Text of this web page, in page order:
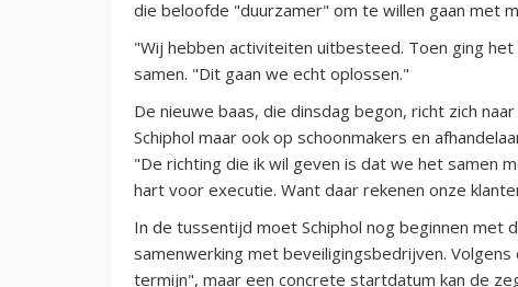
die beloofde "duurzamer" om te willen gaan met
"Wij hebben activiteiten uitbesteed. Toen ging
samen. "Dit gaan we echt oplossen."
De nieuwe baas, die dinsdag begon, richt zich
Schiphol maar ook op schoonmakers en
"De richting die ik wil geven is dat we het samen
hart voor executie. Want daar rekenen onze
In de tussentijd moet Schiphol nog beginnen met
samenwerking met beveiligingsbedrijven.
termijn", maar een concrete startdatum kan de